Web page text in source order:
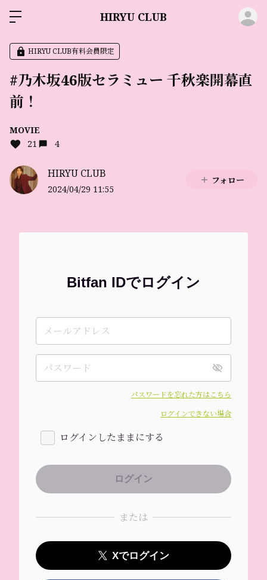
HIRYU CLUB
HIRYU CLUB有料会員限定
#乃木坂46版セラミュー 千秋楽開幕直
前！
MOVIE
21
4
HIRYU CLUB
2024/04/29 11:55
フォロー
Bitfan IDでログイン
パスワードを忘れた方はこちら
ログインできない場合
ログインしたままにする
または
Xでログイン